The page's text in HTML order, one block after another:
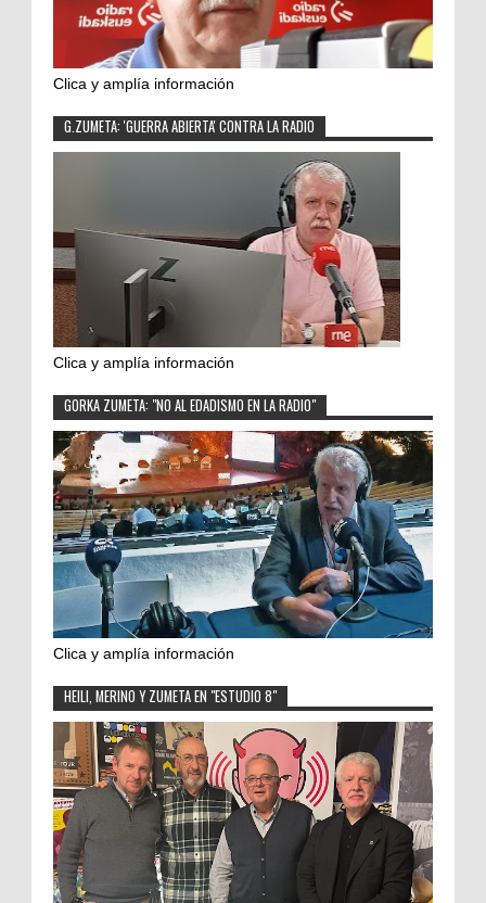
Clica y amplía información
G.ZUMETA: 'GUERRA ABIERTA' CONTRA LA RADIO
Clica y amplía información
GORKA ZUMETA: "NO AL EDADISMO EN LA RADIO"
Clica y amplía información
HEILI, MERINO Y ZUMETA EN "ESTUDIO 8"